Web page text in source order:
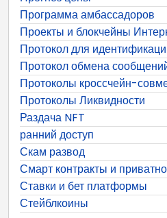
Программа амбассадоров
Проекты и блокчейны
Протокол для
Протокол обмена
Протоколы кроссчейн-
Протоколы Ликвидности
Раздача NFT
ранний доступ
Скам развод
Смарт контракты и
Ставки и бет платформы
Стейблкоины